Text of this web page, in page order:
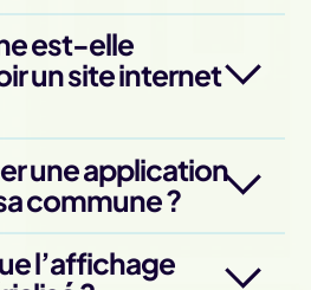
est-elle
un site internet
une application
commune ?
l’affichage